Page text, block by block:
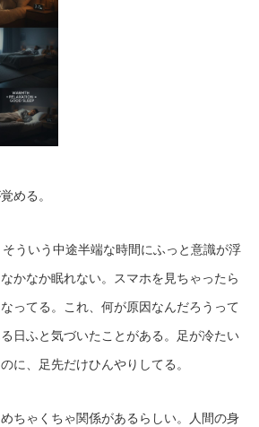
める。
ういう中途半端な時間にふっと意識が浮
かなか眠れない。スマホを見ちゃったら
ってる。これ、何が原因なんだろうって
日ふと気づいたことがある。足が冷たい
に、足先だけひんやりしてる。
ちゃくちゃ関係があるらしい。人間の身